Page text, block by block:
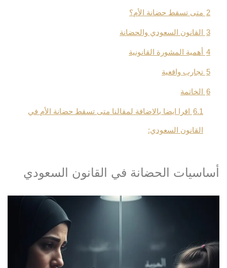
2 متى تسقط حضانة الأم؟
3 القانون السعودي والحضانة
4 أهمية المشورة القانونية
5 تجارب واقعية
6 الخاتمة
6.1 اقرا ايضا بالاضافة لمقالنا متى تسقط حضانة الأم في
القانون السعودي:
أساسيات الحضانة في القانون السعودي